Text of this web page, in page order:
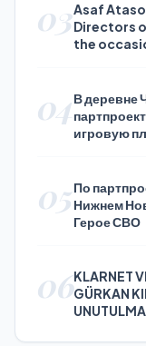
03Asaf
Directors
the
04В деревне
игровую
05По
Нижнем
Герое СВО
06KLARNET
GÜRKAN